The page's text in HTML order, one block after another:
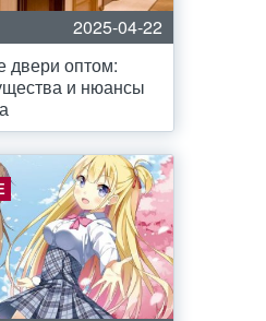
2025-04-22
двери оптом:
и нюансы